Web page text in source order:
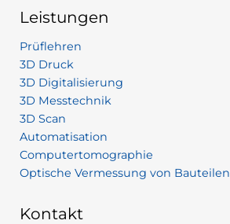
Leistungen
Prüflehren
3D Druck
3D Digitalisierung
3D Messtechnik
3D Scan
Automatisation
Computertomographie
Optische Vermessung von Bauteilen
Kontakt